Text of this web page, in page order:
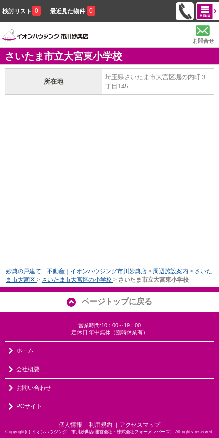
検討リスト 0 最近見た物件 0
お問合せ
さいたま市立大宮東小学校
所在地
埼玉県さいたま市大宮区堀の内町３
丁目145
妙典の戸建て・不動産｜イオンハウジング市川妙典店 > 周辺施設案内 > さいた
ま市大宮区 > さいたま市大宮区の小学校 > さいたま市立大宮東小学校
ページトップに戻る
営業時間:10：00～19：00
定休日:年中無休（臨時休業有）
ホーム
会社概要
お問い合わせ
PCサイト
個人情報 ｜ 利用規約 ｜ アクセスマップ
Copyright(c) イオンハウジング 市川妙典店(運営会社：株式会社フォーメンバーズ） All rights reserved.